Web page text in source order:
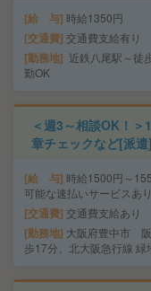
給 与 時給1350円
交通費 交通費支給有り
勤務地
近鉄八尾駅～
勤OK
＜週3～相談OK！
章チェックなど[派遣]
給 与 時給1500円～
可能な速払いサービスあり
交通費 交通費支給あり
勤務地 大阪府豊中市
歩17分、北大阪急行線 緑